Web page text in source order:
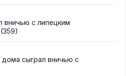
вничью с липецким
(359)
сыграл вничью с